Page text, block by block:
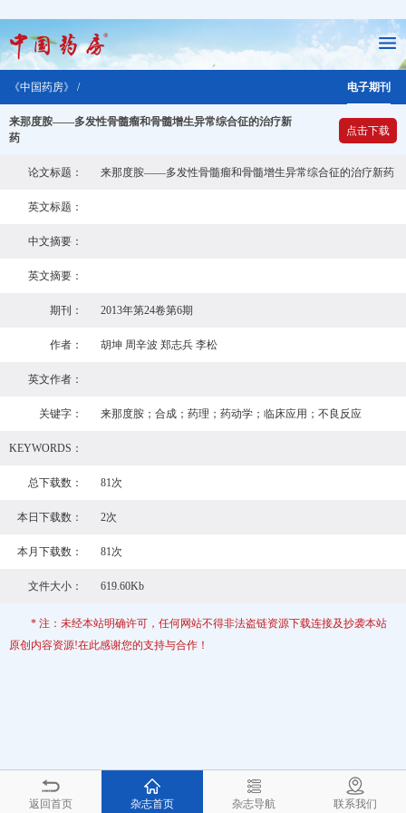
《中国药房》 / 电子期刊
来那度胺——多发性骨髓瘤和骨髓增生异常综合征的治疗新
药
点击下载
论文标题： 来那度胺——多发性骨髓瘤和骨髓增生异常综合征的治疗新药
英文标题：
中文摘要：
英文摘要：
期刊： 2013年第24卷第6期
作者： 胡坤 周辛波 郑志兵 李松
英文作者：
关键字： 来那度胺；合成；药理；药动学；临床应用；不良反应
KEYWORDS：
总下载数： 81次
本日下载数： 2次
本月下载数： 81次
文件大小： 619.60Kb
* 注：未经本站明确许可，任何网站不得非法盗链资源下载连接及抄袭本站
原创内容资源!在此感谢您的支持与合作！
返回首页 杂志首页 杂志导航 联系我们